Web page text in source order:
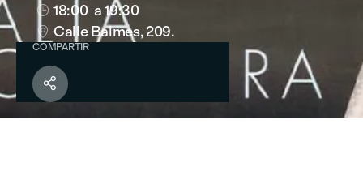
 18:00 a 19:30
 Calle Balmes, 209.
COMPARTIR
